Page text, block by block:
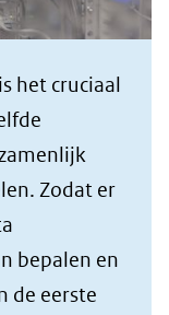
het cruciaal
Zodat er
bepalen en
de eerste